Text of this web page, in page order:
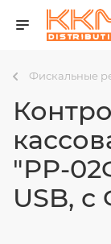
Фискальные
"РР-
USB, с